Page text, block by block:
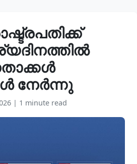
നേർന്നു
| 1 minute read